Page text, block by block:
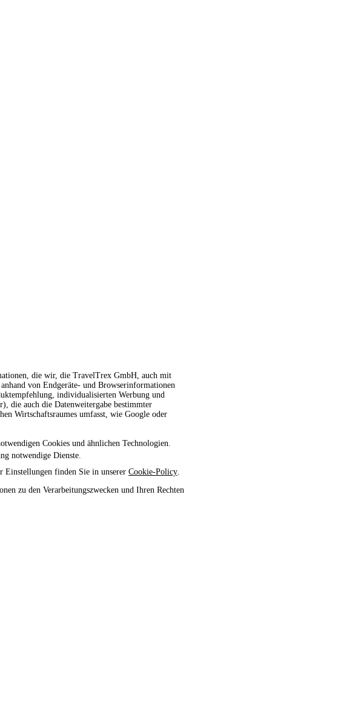
die wir, die TravelTrex GmbH, auch mit
von Endgeräte- und Browserinformationen
individualisierten Werbung und
die auch die Datenweitergabe bestimmter
Wirtschaftsraumes umfasst, wie Google oder
Cookies und ähnlichen Technologien.
notwendige Dienste.
finden Sie in unserer Cookie-Policy
zu den Verarbeitungszwecken und Ihren Rechten